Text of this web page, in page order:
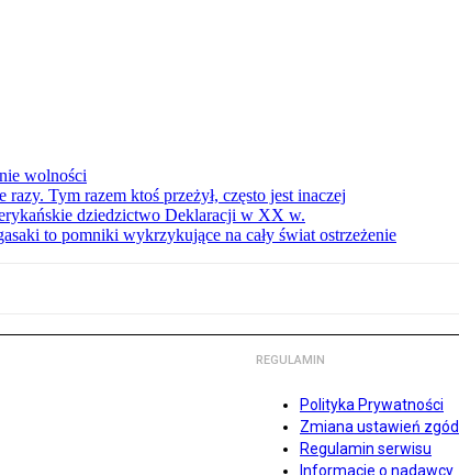
wolności
Tym razem ktoś przeżył, często jest inaczej
dziedzictwo Deklaracji w XX w.
to pomniki wykrzykujące na cały świat ostrzeżenie
REGULAMIN
Polityka Prywatności
Zmiana ustawień zgód
Regulamin serwisu
Informacje o nadawcy